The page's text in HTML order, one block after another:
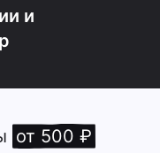
и
от 500 ₽